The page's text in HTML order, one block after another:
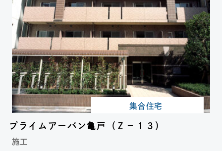
集合住宅
プライムアーバン亀戸（Ｚ－１３）
施工